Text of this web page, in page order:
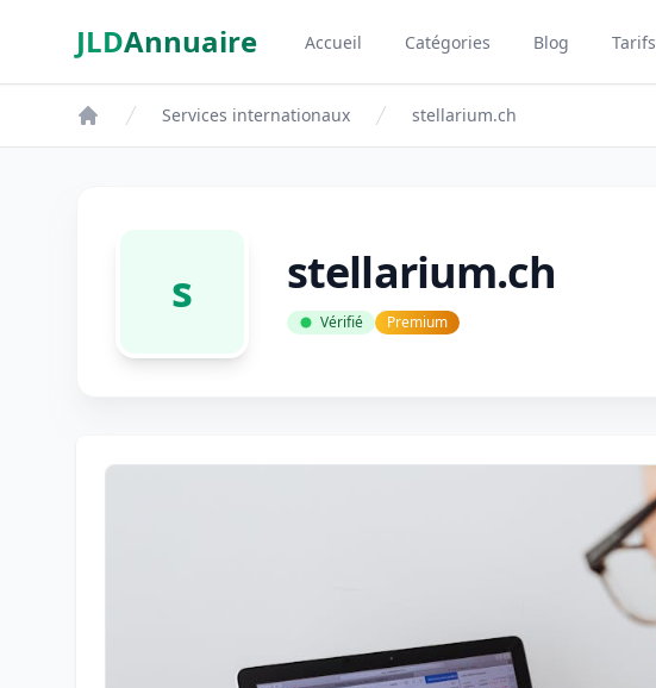
Aspect SDM
JLDAnnuaire Accueil Catégories Blog Tarifs
Services internationaux stellarium.ch
s stellarium.ch
Vérifié Premium